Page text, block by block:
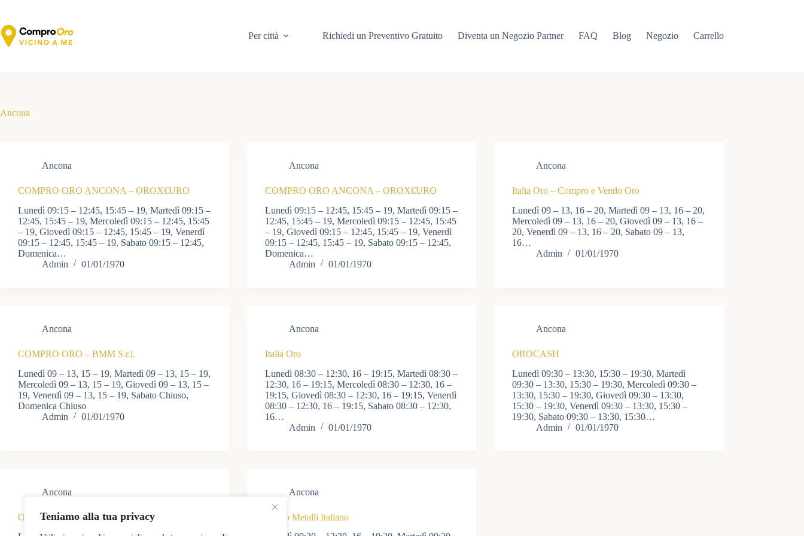
Teniamo alla tua privacy
contenuto
Per città
Richiedi un Preventivo Gratuito Diventa un Negozio Partner FAQ Blog Negozio Carrello
Ancona
Ancona
COMPRO ORO ANCONA – OROX€URO
Lunedì 09:15 – 12:45, 15:45 – 19, Martedì 09:15 –
12:45, 15:45 – 19, Mercoledì 09:15 – 12:45, 15:45
– 19, Giovedì 09:15 – 12:45, 15:45 – 19, Venerdì
09:15 – 12:45, 15:45 – 19, Sabato 09:15 – 12:45,
Domenica…
Admin
01/01/1970
Ancona
COMPRO ORO ANCONA – OROX€URO
Lunedì 09:15 – 12:45, 15:45 – 19, Martedì 09:15 –
12:45, 15:45 – 19, Mercoledì 09:15 – 12:45, 15:45
– 19, Giovedì 09:15 – 12:45, 15:45 – 19, Venerdì
09:15 – 12:45, 15:45 – 19, Sabato 09:15 – 12:45,
Domenica…
Admin
01/01/1970
Ancona
Italia Oro – Compro e Vendo Oro
Lunedì 09 – 13, 16 – 20, Martedì 09 – 13, 16 – 20,
Mercoledì 09 – 13, 16 – 20, Giovedì 09 – 13, 16 –
20, Venerdì 09 – 13, 16 – 20, Sabato 09 – 13,
16…
Admin
01/01/1970
Ancona
COMPRO ORO – BMM S.r.l.
Lunedì 09 – 13, 15 – 19, Martedì 09 – 13, 15 – 19,
Mercoledì 09 – 13, 15 – 19, Giovedì 09 – 13, 15 –
19, Venerdì 09 – 13, 15 – 19, Sabato Chiuso,
Domenica Chiuso
Admin
01/01/1970
Ancona
Italia Oro
Lunedì 08:30 – 12:30, 16 – 19:15, Martedì 08:30 –
12:30, 16 – 19:15, Mercoledì 08:30 – 12:30, 16 –
19:15, Giovedì 08:30 – 12:30, 16 – 19:15, Venerdì
08:30 – 12:30, 16 – 19:15, Sabato 08:30 – 12:30,
16…
Admin
01/01/1970
Ancona
OROCASH
Lunedì 09:30 – 13:30, 15:30 – 19:30, Martedì
09:30 – 13:30, 15:30 – 19:30, Mercoledì 09:30 –
13:30, 15:30 – 19:30, Giovedì 09:30 – 13:30,
15:30 – 19:30, Venerdì 09:30 – 13:30, 15:30 –
19:30, Sabato 09:30 – 13:30, 15:30…
Admin
01/01/1970
Ancona
Orofino
Ancona
Banco Metalli Italiano